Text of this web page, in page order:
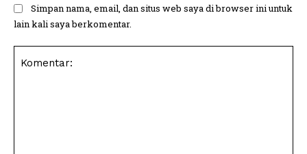
Simpan nama, email, dan situs web saya di browser ini untuk
lain kali saya berkomentar.